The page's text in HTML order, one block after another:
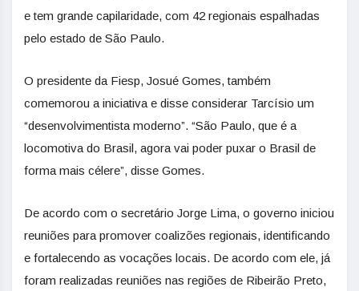
e tem grande capilaridade, com 42 regionais espalhadas
pelo estado de São Paulo.
O presidente da Fiesp, Josué Gomes, também
comemorou a iniciativa e disse considerar Tarcísio um
“desenvolvimentista moderno”. “São Paulo, que é a
locomotiva do Brasil, agora vai poder puxar o Brasil de
forma mais célere”, disse Gomes.
De acordo com o secretário Jorge Lima, o governo iniciou
reuniões para promover coalizões regionais, identificando
e fortalecendo as vocações locais. De acordo com ele, já
foram realizadas reuniões nas regiões de Ribeirão Preto,